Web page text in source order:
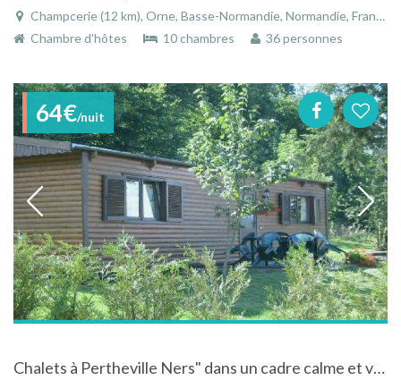
Champcerie (12 km), Orne, Basse-Normandie, Normandie, France
Chambre d'hôtes
10 chambres 36 personnes
64€/nuit
Chalets à Pertheville Ners" dans un cadre calme et verdoyant entourés de forêt et d'étangs de pêche.